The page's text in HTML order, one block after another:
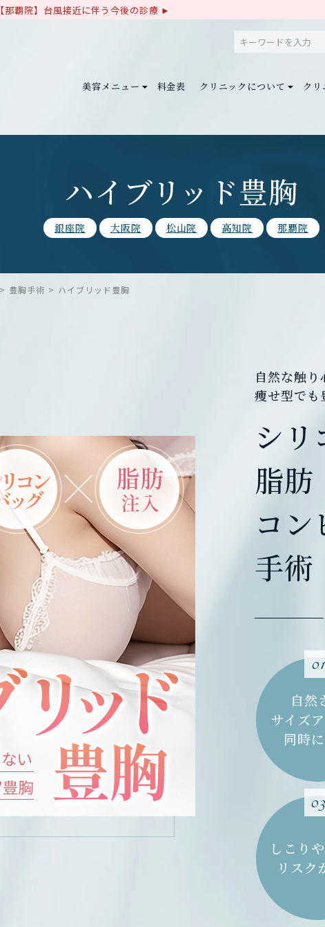
【那覇院】台風接近に伴う今後の診療
美容メニュー 料金表 クリニックについて ク
ハイブリッド豊胸
銀座院 大阪院 松山院 高知院 那覇院
豊胸手術 ハイブリッド豊胸
自然な触
痩せ型でも
シ
脂肪
コ
手術
01
自然
サイズ
同時
03
しこり
リスク